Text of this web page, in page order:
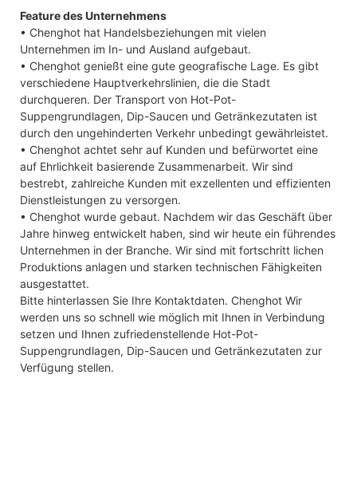
Feature des Unternehmens
• Chenghot hat Handelsbeziehungen mit vielen
Unternehmen im In- und Ausland aufgebaut.
• Chenghot genießt eine gute geografische Lage. Es gibt
verschiedene Hauptverkehrslinien, die die Stadt
durchqueren. Der Transport von Hot-Pot-
Suppengrundlagen, Dip-Saucen und Getränkezutaten ist
durch den ungehinderten Verkehr unbedingt gewährleistet.
• Chenghot achtet sehr auf Kunden und befürwortet eine
auf Ehrlichkeit basierende Zusammenarbeit. Wir sind
bestrebt, zahlreiche Kunden mit exzellenten und effizienten
Dienstleistungen zu versorgen.
• Chenghot wurde gebaut. Nachdem wir das Geschäft über
Jahre hinweg entwickelt haben, sind wir heute ein führendes
Unternehmen in der Branche. Wir sind mit fortschritt lichen
Produktions anlagen und starken technischen Fähigkeiten
ausgestattet.
Bitte hinterlassen Sie Ihre Kontaktdaten. Chenghot Wir
werden uns so schnell wie möglich mit Ihnen in Verbindung
setzen und Ihnen zufriedenstellende Hot-Pot-
Suppengrundlagen, Dip-Saucen und Getränkezutaten zur
Verfügung stellen.